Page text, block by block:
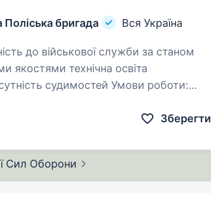
бригада
Вся Україна
освіта
Зберегти
Сил Оборони